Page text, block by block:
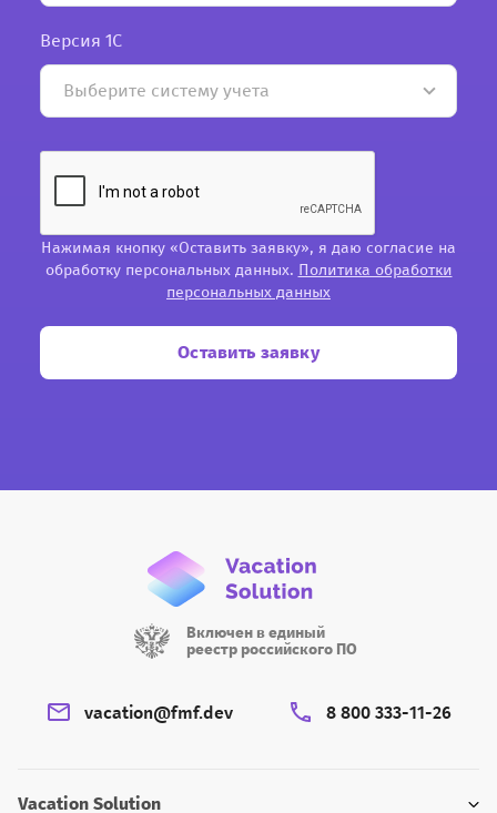
Версия 1С
Выберите систему учета
Нажимая кнопку «Оставить заявку», я даю согласие на
обработку персональных данных. Политика обработки
персональных данных
Оставить заявку
Включен в единый
реестр российского ПО
vacation@fmf.dev 8 800 333-11-26
Vacation Solution